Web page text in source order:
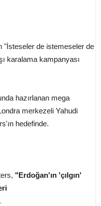
"İsteseler de istemeseler de
karalama kampanyası
hazırlanan mega
merkezeli Yahudi
hedefinde.
"Erdoğan'ın 'çılgın'